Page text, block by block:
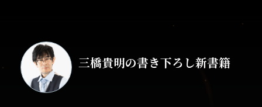
三橋貴明の書き下ろし新書籍